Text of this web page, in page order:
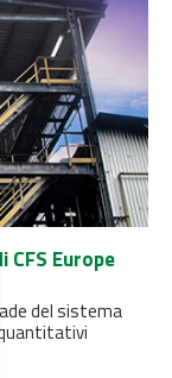
Europe
del sistema